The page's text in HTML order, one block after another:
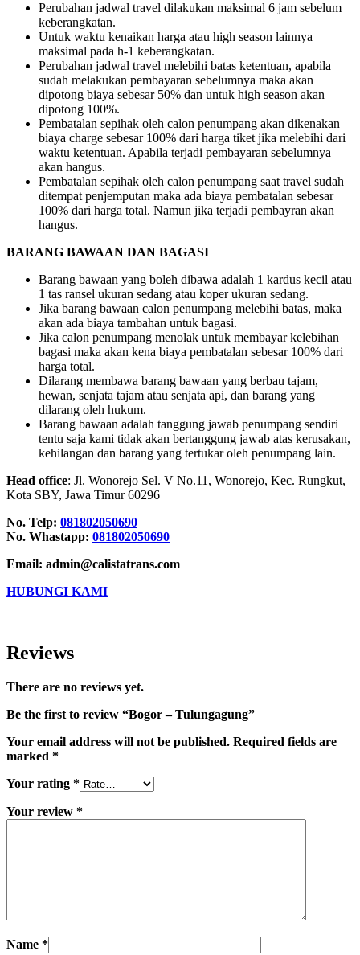
Perubahan jadwal travel dilakukan maksimal 6 jam sebelum
keberangkatan.
Untuk waktu kenaikan harga atau high season lainnya
maksimal pada h-1 keberangkatan.
Perubahan jadwal travel melebihi batas ketentuan, apabila
sudah melakukan pembayaran sebelumnya maka akan
dipotong biaya sebesar 50% dan untuk high season akan
dipotong 100%.
Pembatalan sepihak oleh calon penumpang akan dikenakan
biaya charge sebesar 100% dari harga tiket jika melebihi dari
waktu ketentuan. Apabila terjadi pembayaran sebelumnya
akan hangus.
Pembatalan sepihak oleh calon penumpang saat travel sudah
ditempat penjemputan maka ada biaya pembatalan sebesar
100% dari harga total. Namun jika terjadi pembayran akan
hangus.
BARANG BAWAAN DAN BAGASI
Barang bawaan yang boleh dibawa adalah 1 kardus kecil atau
1 tas ransel ukuran sedang atau koper ukuran sedang.
Jika barang bawaan calon penumpang melebihi batas, maka
akan ada biaya tambahan untuk bagasi.
Jika calon penumpang menolak untuk membayar kelebihan
bagasi maka akan kena biaya pembatalan sebesar 100% dari
harga total.
Dilarang membawa barang bawaan yang berbau tajam,
hewan, senjata tajam atau senjata api, dan barang yang
dilarang oleh hukum.
Barang bawaan adalah tanggung jawab penumpang sendiri
tentu saja kami tidak akan bertanggung jawab atas kerusakan,
kehilangan dan barang yang tertukar oleh penumpang lain.
Head office: Jl. Wonorejo Sel. V No.11, Wonorejo, Kec. Rungkut,
Kota SBY, Jawa Timur 60296
No. Telp: 081802050690
No. Whastapp: 081802050690
Email: admin@calistatrans.com
HUBUNGI KAMI
Reviews
There are no reviews yet.
Be the first to review “Bogor – Tulungagung”
Your email address will not be published. Required fields are
marked *
Your rating *
Your review *
Name *